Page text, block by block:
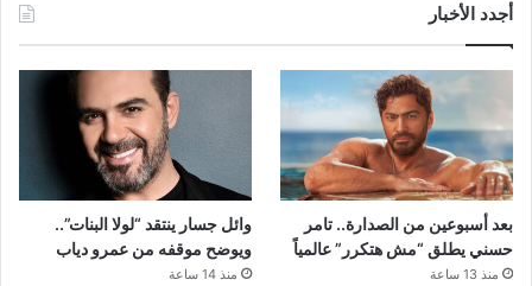
أجدد الأخبار
بعد أسبوعين من الصدارة.. تامر
حسني يطلق “مش هتكرر” عالمياً
منذ 13 ساعة
وائل جسار ينتقد “لولا البنات”..
ويوضح موقفه من عمرو دياب
منذ 14 ساعة